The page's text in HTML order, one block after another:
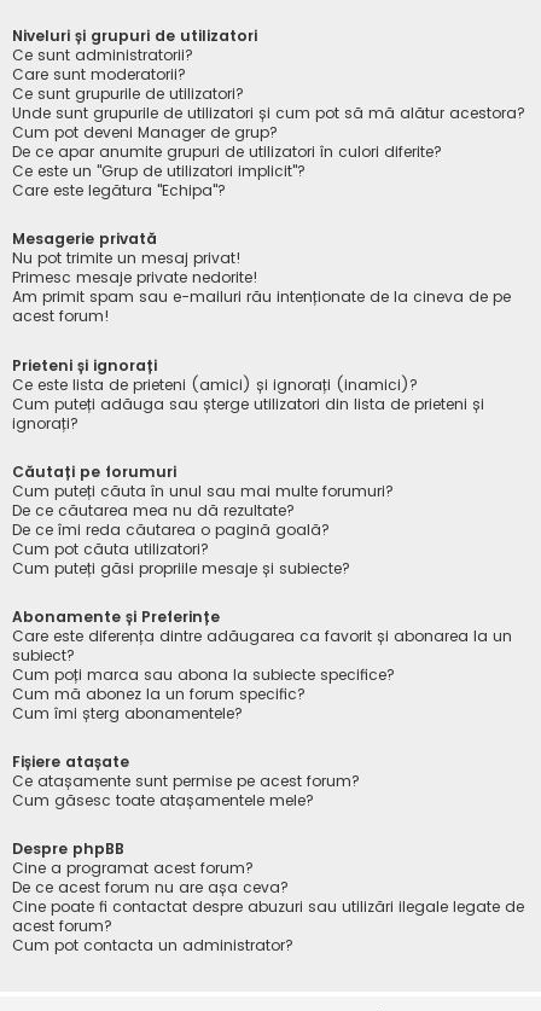
Niveluri și grupuri de utilizatori
Ce sunt administratorii?
Care sunt moderatorii?
Ce sunt grupurile de utilizatori?
Unde sunt grupurile de utilizatori și cum pot să mă alătur acestora?
Cum pot deveni Manager de grup?
De ce apar anumite grupuri de utilizatori în culori diferite?
Ce este un "Grup de utilizatori implicit"?
Care este legătura "Echipa"?
Mesagerie privată
Nu pot trimite un mesaj privat!
Primesc mesaje private nedorite!
Am primit spam sau e-mailuri rău intenționate de la cineva de pe
acest forum!
Prieteni și ignorați
Ce este lista de prieteni (amici) și ignorați (inamici)?
Cum puteți adăuga sau șterge utilizatori din lista de prieteni și
ignorați?
Căutați pe forumuri
Cum puteți căuta în unul sau mai multe forumuri?
De ce căutarea mea nu dă rezultate?
De ce îmi reda căutarea o pagină goală?
Cum pot căuta utilizatori?
Cum puteți găsi propriile mesaje și subiecte?
Abonamente și Preferințe
Care este diferența dintre adăugarea ca favorit și abonarea la un
subiect?
Cum poți marca sau abona la subiecte specifice?
Cum mă abonez la un forum specific?
Cum îmi șterg abonamentele?
Fișiere atașate
Ce atașamente sunt permise pe acest forum?
Cum găsesc toate atașamentele mele?
Despre phpBB
Cine a programat acest forum?
De ce acest forum nu are așa ceva?
Cine poate fi contactat despre abuzuri sau utilizări ilegale legate de
acest forum?
Cum pot contacta un administrator?